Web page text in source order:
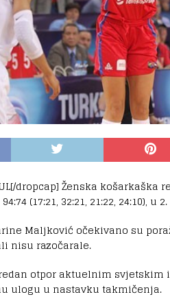
dropcap] Ženska
(17:21, 32:21, 21:22, 24:10),
Maljković očekivano su
nisu razočarale.
otpor aktuelnim
ulogu u nastavku takmičenja.